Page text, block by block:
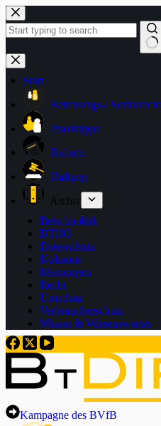
Zum
Inhalt
springen
Keine
Ergebnisse
Start
Betreuungs-/ Sozialrecht
Praxistipps
Reform
Haftung
Archiv
Berufspolitik
BTHG
Datenschutz
Kolumne
Meinungen
Recht
Umschau
Verbraucherschutz
Wissen & Wissenswertes
Kampagne des BVfB